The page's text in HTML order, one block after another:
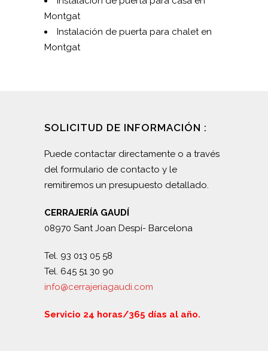
Montgat
Instalación de puerta para chalet en
Montgat
SOLICITUD DE INFORMACIÓN :
Puede contactar directamente o a través
del formulario de contacto y le
remitiremos un presupuesto detallado.
CERRAJERÍA GAUDÍ
08970 Sant Joan Despí- Barcelona
Tel. 93 013 05 58
Tel. 645 51 30 90
info@cerrajeriagaudi.com
Servicio 24 horas/365 días al año.